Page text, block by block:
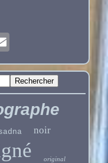
noir
original